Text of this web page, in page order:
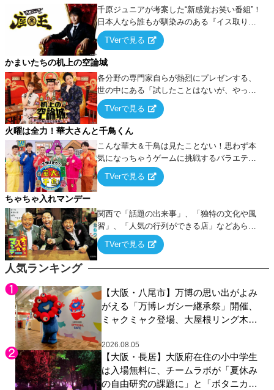
人気ランキング
【大阪・八尾市】万博の思い出がよみ
がえる「万博レガシー継承祭」開催、
ミャクミャク登場、大屋根リング木材
展示も
2026.08.05
【大阪・長居】大阪府在住の小中学生
は入場無料に、チームラボが「夏休み
の自由研究の課題に」と「ボタニカル
千原ジュニアが考案した“新感覚お笑い番組”！
日本人なら誰もが馴染みのある『イス取りゲ
ーム』をベースに、大喜利・ギャグ・モノボ
ケ・歌…など様々なお題で芸人がショートネ
タを競い合う！
TVerで見る
かまいたちの机上の空論城
各分野の専門家自らが熱烈にプレゼンする、
世の中にある「試したことはないが、やって
みたらこうなる！…ハズ」という“机上の空
論”に若手芸人らがカラダを張って挑む！
TVerで見る
火曜は全力！華大さんと千鳥くん
こんな華大＆千鳥は見たことない！思わず本
気になっちゃうゲームに挑戦するバラエティ
ー！
TVerで見る
ちゃちゃ入れマンデー
関西で「話題の出来事」、「独特の文化や風
習」、「人気の行列ができる店」などあらゆ
るテーマについて好き放題にちゃちゃを入れ
ていく関西色を前面に押し出したトークバラ
TVerで見る